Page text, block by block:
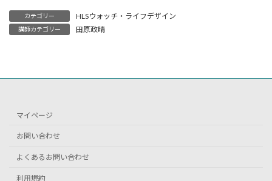
カテゴリー HLSウォッチ・ライフデザイン
講師カテゴリー 田原政晴
マイページ
お問い合わせ
よくあるお問い合わせ
利用規約